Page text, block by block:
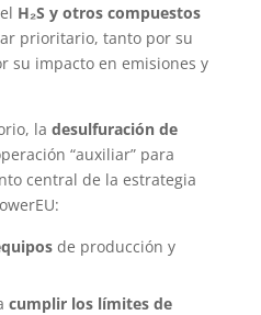
H₂S y otros compuestos
prioritario, tanto por su
su impacto en emisiones y
la desulfuración de
“auxiliar” para
central de la estrategia
de producción y
cumplir los límites de